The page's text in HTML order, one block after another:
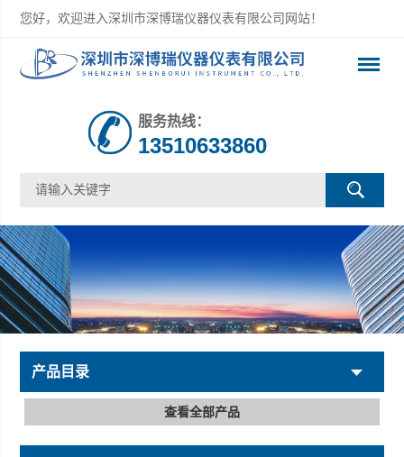
您好，欢迎进入深圳市深博瑞仪器仪表有限公司网站！
服务热线：
13510633860
产品目录
查看全部产品